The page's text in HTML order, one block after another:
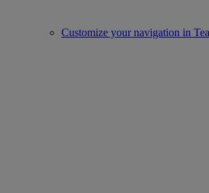
Customize your navigation in